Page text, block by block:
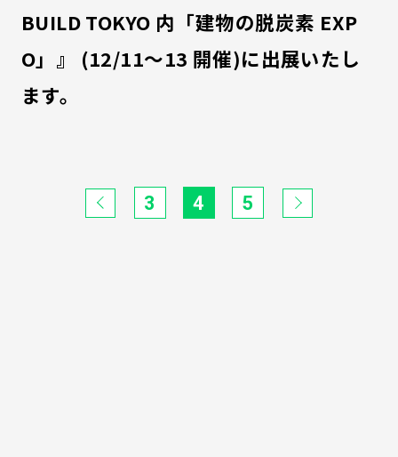
BUILD TOKYO 内「建物の脱炭素 EXP
O」』 (12/11～13 開催)に出展いたし
ます。
3 4 5